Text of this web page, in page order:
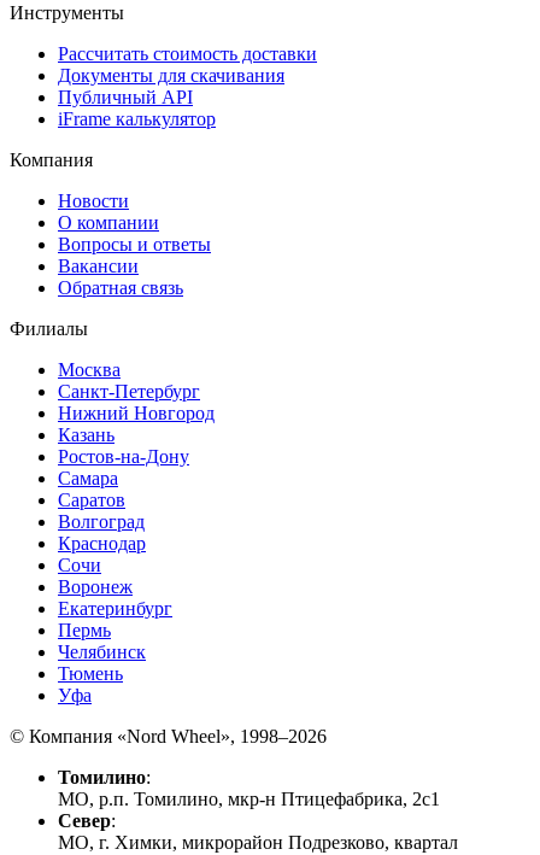
Инструменты
Рассчитать стоимость доставки
Документы для скачивания
Публичный API
iFrame калькулятор
Компания
Новости
О компании
Вопросы и ответы
Вакансии
Обратная связь
Филиалы
Москва
Санкт-Петербург
Нижний Новгород
Казань
Ростов-на-Дону
Самара
Саратов
Волгоград
Краснодар
Сочи
Воронеж
Екатеринбург
Пермь
Челябинск
Тюмень
Уфа
© Компания «Nord Wheel», 1998–2026
Томилино:
МО, р.п. Томилино, мкр-н Птицефабрика, 2с1
Север:
МО, г. Химки, микрорайон Подрезково, квартал